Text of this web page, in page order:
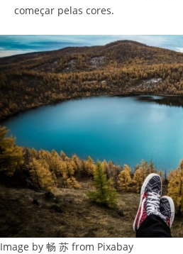
começar pelas cores.
Image by 畅 苏 from Pixabay